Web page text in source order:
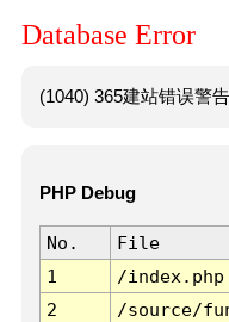
Database Error
(1040) 365建站错误警
PHP Debug
No. File
1
/index.php
2
/source/